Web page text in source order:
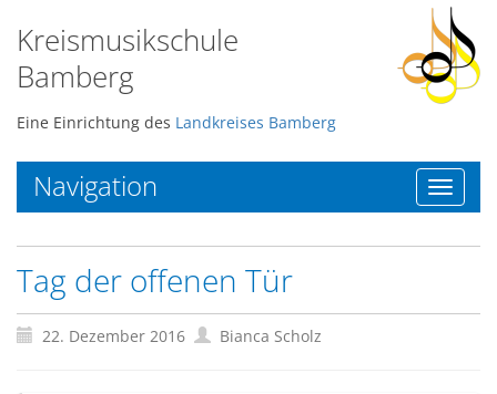
Kreismusikschule
Bamberg
Eine Einrichtung des Landkreises Bamberg
Navigation
Toggle
Tag der offenen Tür
22. Dezember 2016 Bianca Scholz